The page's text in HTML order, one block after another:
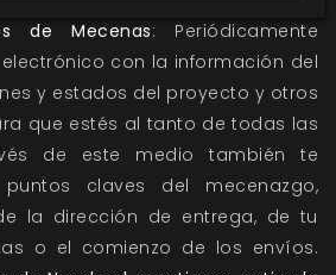
de Mecenas: Periódicamente
con la información del
y estados del proyecto y otros
que estés al tanto de todas las
de este medio también te
claves del mecenazgo,
la dirección de entrega, de tu
o el comienzo de los envíos.